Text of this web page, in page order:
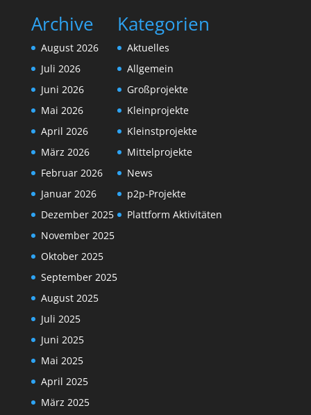
Archive
August 2026
Juli 2026
Juni 2026
Mai 2026
April 2026
März 2026
Februar 2026
Januar 2026
Dezember 2025
November 2025
Oktober 2025
September 2025
August 2025
Juli 2025
Juni 2025
Mai 2025
April 2025
März 2025
Kategorien
Aktuelles
Allgemein
Großprojekte
Kleinprojekte
Kleinstprojekte
Mittelprojekte
News
p2p-Projekte
Plattform Aktivitäten